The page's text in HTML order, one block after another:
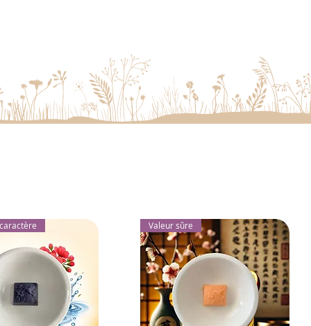
Valeur sûre